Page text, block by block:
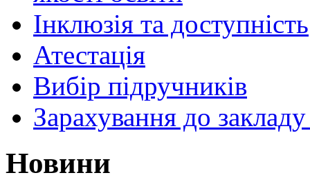
Інклюзія та доступність
Атестація
Вибір підручників
Зарахування до закладу
Новини